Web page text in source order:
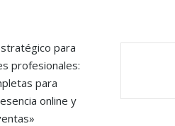
para
profesionales:
para
online y